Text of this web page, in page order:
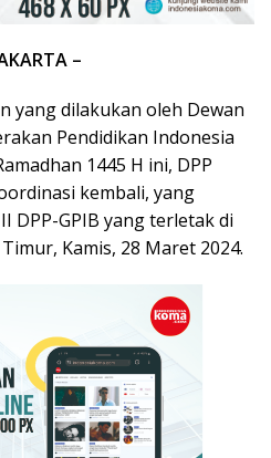
–
yang dilakukan oleh Dewan
Pendidikan Indonesia
1445 H ini, DPP
kembali, yang
DPP-GPIB yang terletak di
Kamis, 28 Maret 2024.